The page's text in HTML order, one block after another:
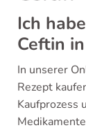
Ich
Ceftin
In unserer
Rezept
Kaufprozess